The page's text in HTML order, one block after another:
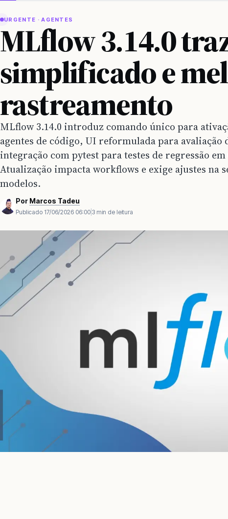
URGENTE · AGENTES
MLflow 3.14.0
simplificado e
rastreamento
MLflow 3.14.0 introduz comando único para
agentes de código, UI reformulada para avaliação
integração com pytest para testes de regressão
Atualização impacta workflows e exige ajustes na
modelos.
Por Marcos Tadeu
Publicado 17/06/2026 06:00 3 min de leitura